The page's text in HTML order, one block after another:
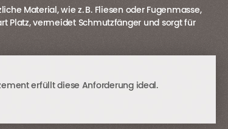
Material, wie z. B. Fliesen oder Fugenmasse,
Platz, vermeidet Schmutzfänger und sorgt für
erfüllt diese Anforderung ideal.